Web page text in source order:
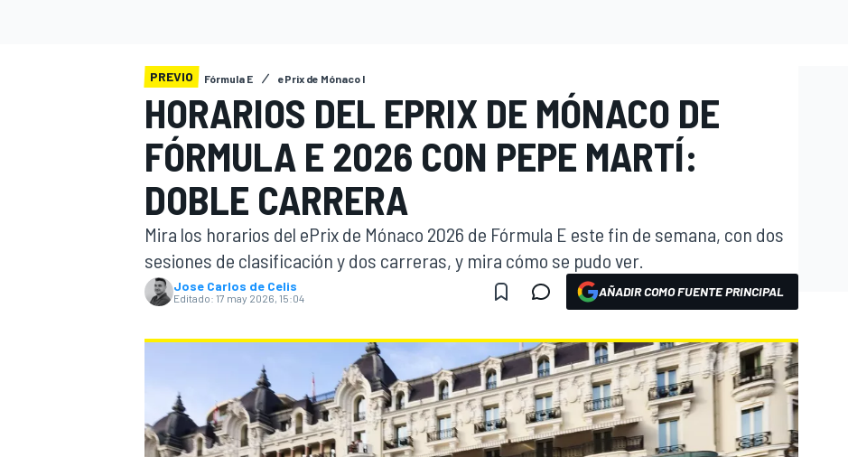
WEC FÓRMULA E
PREVIO Fórmula E ePrix de Mónaco I
HORARIOS DEL EPRIX DE MÓNACO DE
FÓRMULA E 2026 CON PEPE MARTÍ:
DOBLE CARRERA
Mira los horarios del ePrix de Mónaco 2026 de Fórmula E este fin de semana, con dos
sesiones de clasificación y dos carreras, y mira cómo se pudo ver.
Jose Carlos de Celis
Editado: 17 may 2026, 15:04 AÑADIR COMO FUENTE PRINCIPAL